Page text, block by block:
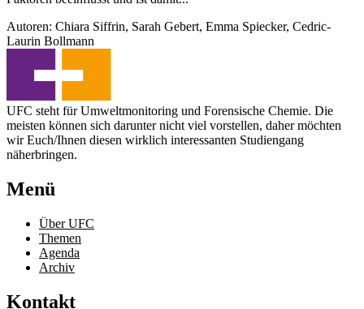
Autoren: Chiara Siffrin, Sarah Gebert, Emma Spiecker, Cedric-
Laurin Bollmann
UFC steht für Umweltmonitoring und Forensische Chemie. Die
meisten können sich darunter nicht viel vorstellen, daher möchten
wir Euch/Ihnen diesen wirklich interessanten Studiengang
näherbringen.
Menü
Über UFC
Themen
Agenda
Archiv
Kontakt